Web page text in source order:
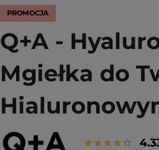
PROMOCJA
Q+A -
Mgiełka do